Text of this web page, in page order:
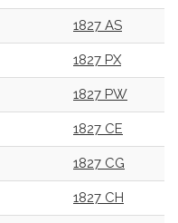
1827 AS
1827 PX
1827 PW
1827 CE
1827 CG
1827 CH